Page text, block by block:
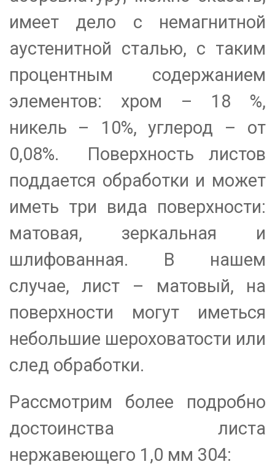
имеет дело с немагнитной
аустенитной сталью, с таким
процентным содержанием
элементов: хром – 18 %,
никель – 10%, углерод – от
0,08%. Поверхность листов
поддается обработки и может
иметь три вида поверхности:
матовая, зеркальная и
шлифованная. В нашем
случае, лист – матовый, на
поверхности могут иметься
небольшие шероховатости или
след обработки.
Рассмотрим более подробно
достоинства листа
нержавеющего 1,0 мм 304: